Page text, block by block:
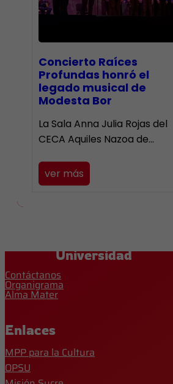
​Concierto Raíces
Profundas honró el
legado musical de
Modesta Bor
La Sala Anna Julia Rojas del
CECA Aquiles Nazoa de…
ver más
Universidad
Contáctanos
Organigrama
Alma Mater
Enlaces
MPP para la Cultura
OPSU